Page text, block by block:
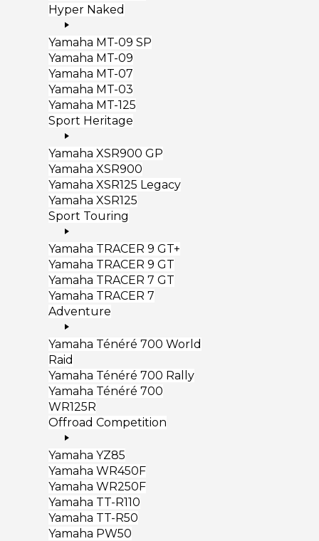
Hyper Naked
Yamaha MT-09 SP
Yamaha MT-09
Yamaha MT-07
Yamaha MT-03
Yamaha MT-125
Sport Heritage
Yamaha XSR900 GP
Yamaha XSR900
Yamaha XSR125 Legacy
Yamaha XSR125
Sport Touring
Yamaha TRACER 9 GT+
Yamaha TRACER 9 GT
Yamaha TRACER 7 GT
Yamaha TRACER 7
Adventure
Yamaha Ténéré 700 World
Raid
Yamaha Ténéré 700 Rally
Yamaha Ténéré 700
WR125R
Offroad Competition
Yamaha YZ85
Yamaha WR450F
Yamaha WR250F
Yamaha TT-R110
Yamaha TT-R50
Yamaha PW50